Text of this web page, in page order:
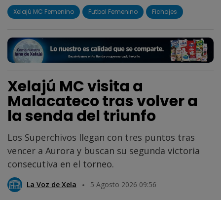
Xelajú MC Femenino Futbol Femenino Fichajes
Xelajú MC visita a
Malacateco tras volver a
la senda del triunfo
Los Superchivos llegan con tres puntos tras
vencer a Aurora y buscan su segunda victoria
consecutiva en el torneo.
La Voz de Xela 5 Agosto 2026 09:56